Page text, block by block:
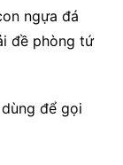
ngựa đá
đề phòng tứ
để gọi